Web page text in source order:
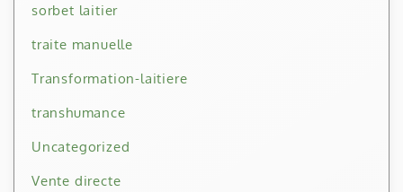
sorbet laitier
traite manuelle
Transformation-laitiere
transhumance
Uncategorized
Vente directe